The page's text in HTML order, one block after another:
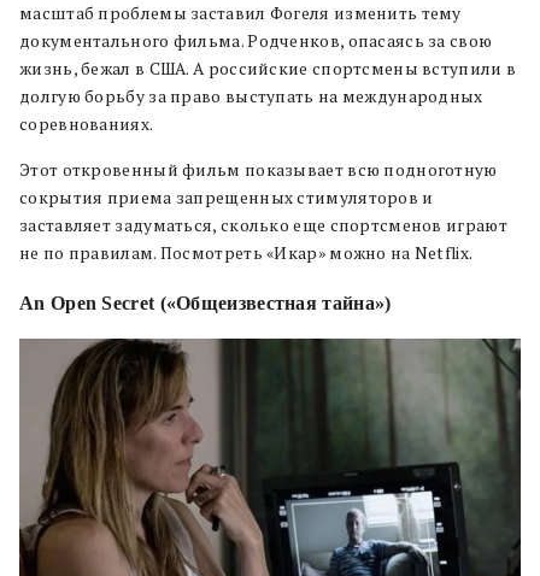
масштаб проблемы заставил Фогеля изменить тему
документального фильма. Родченков, опасаясь за свою
жизнь, бежал в США. А российские спортсмены вступили в
долгую борьбу за право выступать на международных
соревнованиях.
Этот откровенный фильм показывает всю подноготную
сокрытия приема запрещенных стимуляторов и
заставляет задуматься, сколько еще спортсменов играют
не по правилам. Посмотреть «Икар» можно на Netflix.
An Open Secret («Общеизвестная тайна»)